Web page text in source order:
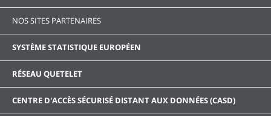
NOS SITES PARTENAIRES
SYSTÈME STATISTIQUE EUROPÉEN
RÉSEAU QUETELET
CENTRE D'ACCÈS SÉCURISÉ DISTANT AUX DONNÉES (CASD)